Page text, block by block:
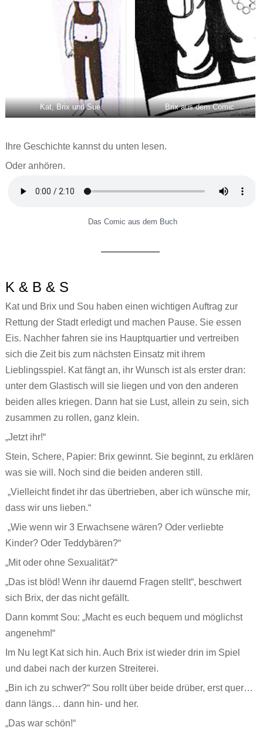
Kat, Brix und Sue Brix aus dem Comic
Ihre Geschichte kannst du unten lesen.
Oder anhören.
Das Comic aus dem Buch
K & B & S
Kat und Brix und Sou haben einen wichtigen Auftrag zur
Rettung der Stadt erledigt und machen Pause. Sie essen
Eis. Nachher fahren sie ins Hauptquartier und vertreiben
sich die Zeit bis zum nächsten Einsatz mit ihrem
Lieblingsspiel. Kat fängt an, ihr Wunsch ist als erster dran:
unter dem Glastisch will sie liegen und von den anderen
beiden alles kriegen. Dann hat sie Lust, allein zu sein, sich
zusammen zu rollen, ganz klein.
„Jetzt ihr!“
Stein, Schere, Papier: Brix gewinnt. Sie beginnt, zu erklären
was sie will. Noch sind die beiden anderen still.
„Vielleicht findet ihr das übertrieben, aber ich wünsche mir,
dass wir uns lieben.“
„Wie wenn wir 3 Erwachsene wären? Oder verliebte
Kinder? Oder Teddybären?“
„Mit oder ohne Sexualität?“
„Das ist blöd! Wenn ihr dauernd Fragen stellt“, beschwert
sich Brix, der das nicht gefällt.
Dann kommt Sou: „Macht es euch bequem und möglichst
angenehm!“
Im Nu legt Kat sich hin. Auch Brix ist wieder drin im Spiel
und dabei nach der kurzen Streiterei.
„Bin ich zu schwer?“ Sou rollt über beide drüber, erst quer…
dann längs… dann hin- und her.
„Das war schön!“